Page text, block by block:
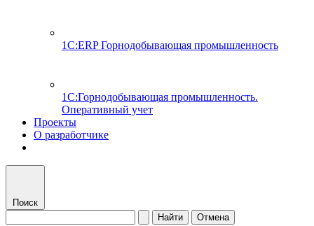
1С:ERP Горнодобывающая промышленность
1С:Горнодобывающая промышленность.
Оперативный учет
Проекты
О разработчике
Поиск
Найти
Отмена